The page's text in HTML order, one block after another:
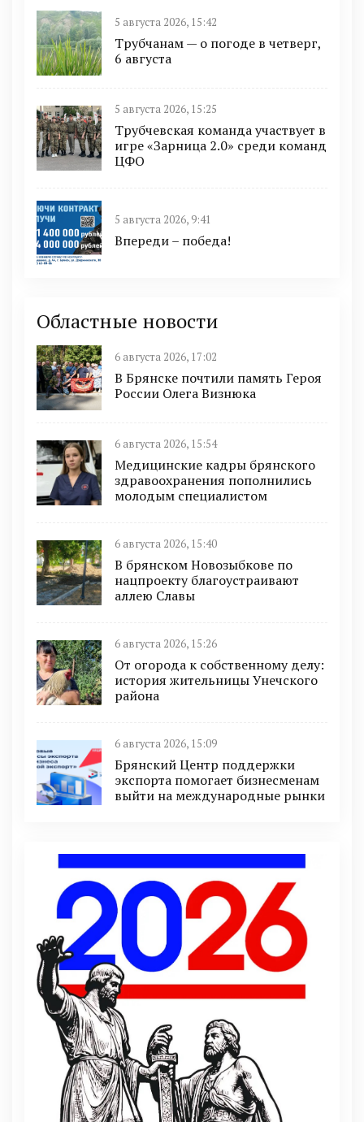
5 августа 2026, 15:42
Трубчанам — о погоде в четверг,
6 августа
5 августа 2026, 15:25
Трубчевская команда участвует в
игре «Зарница 2.0» среди команд
ЦФО
5 августа 2026, 9:41
Впереди – победа!
Областные новости
6 августа 2026, 17:02
В Брянске почтили память Героя
России Олега Визнюка
6 августа 2026, 15:54
Медицинские кадры брянского
здравоохранения пополнились
молодым специалистом
6 августа 2026, 15:40
В брянском Новозыбкове по
нацпроекту благоустраивают
аллею Славы
6 августа 2026, 15:26
От огорода к собственному делу:
история жительницы Унечского
района
6 августа 2026, 15:09
Брянский Центр поддержки
экспорта помогает бизнесменам
выйти на международные рынки